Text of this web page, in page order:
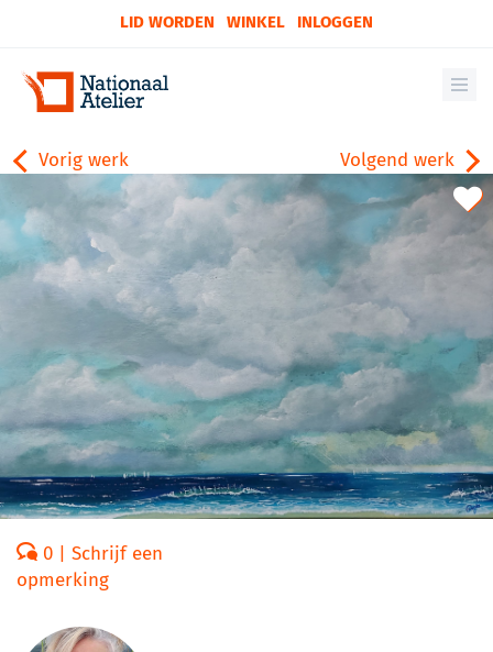
LID WORDEN WINKEL INLOGGEN
Volgend werk
Vorig werk
0 | Schrijf een
opmerking